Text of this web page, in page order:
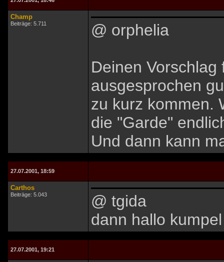
Champ
Beiträge: 5.711 @ orphelia
Deinen
ausgesprochen
zu kurz kommen.
die "Garde"
Und dann kann
27.07.2001, 18:59
Carthos
Beiträge: 5.043
@ tgida
dann hallo
27.07.2001, 19:21